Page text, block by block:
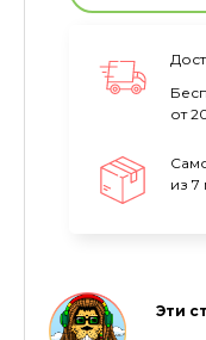
от
из 7
Эти